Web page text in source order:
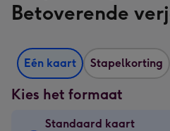
Betoverende
Eén kaart Stapelkorting
Kies het formaat
Standaard kaart